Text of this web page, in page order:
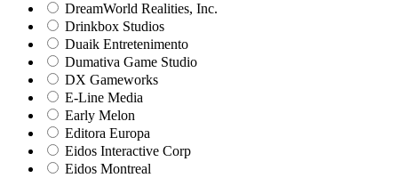
DreamWorld Realities, Inc.
Drinkbox Studios
Duaik Entretenimento
Dumativa Game Studio
DX Gameworks
E-Line Media
Early Melon
Editora Europa
Eidos Interactive Corp
Eidos Montreal